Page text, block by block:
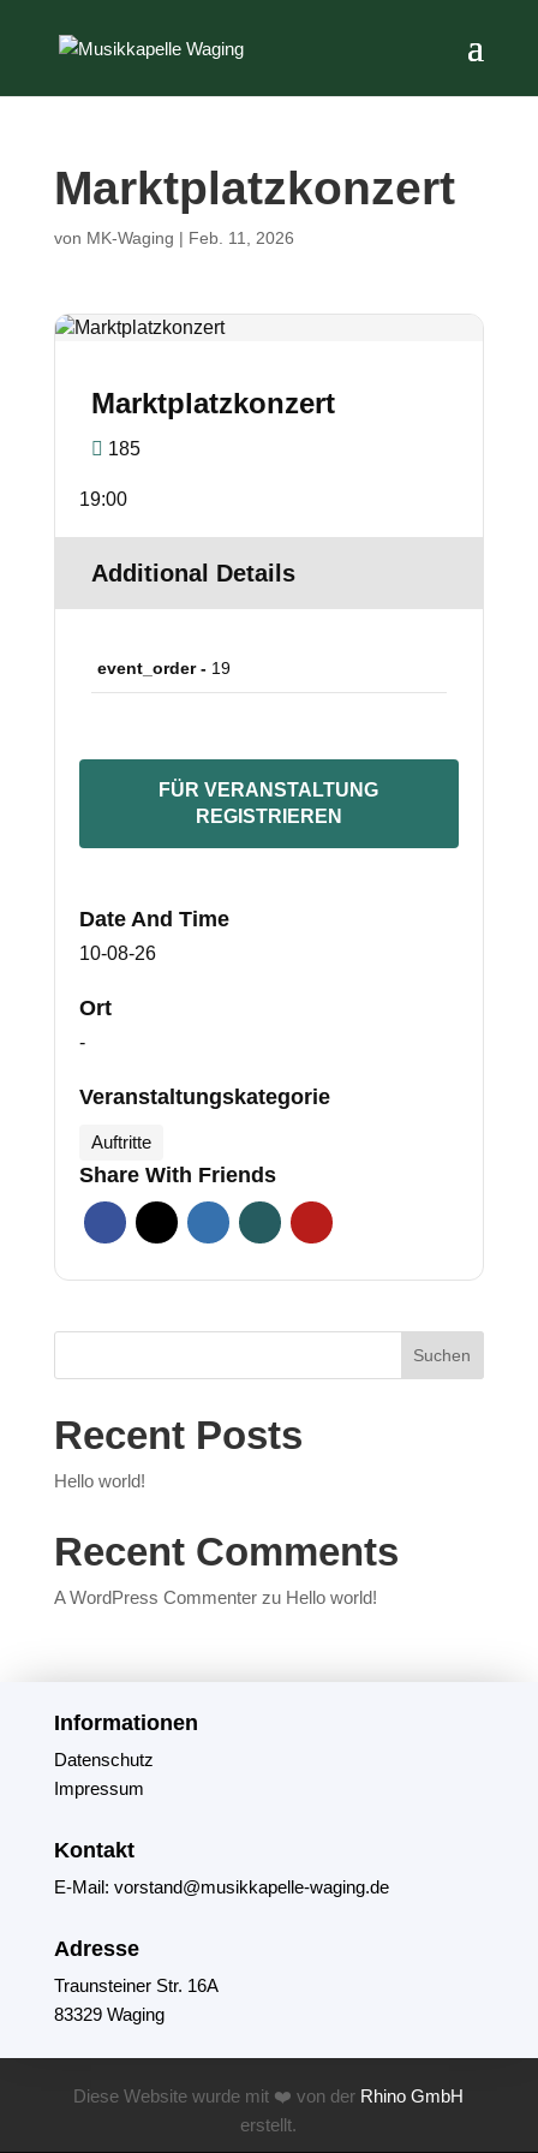
Marktplatzkonzert
von MK-Waging | Feb. 11, 2026
Marktplatzkonzert
185
19:00
Additional Details
event_order -19
FÜR VERANSTALTUNG
REGISTRIEREN
Date And Time
10-08-26
Ort
-
Veranstaltungskategorie
Auftritte
Share With Friends
Suchen
Recent Posts
Hello world!
Recent Comments
A WordPress Commenterzu Hello world!
Informationen
Datenschutz
Impressum
Kontakt
E-Mail: vorstand@musikkapelle-waging.de
Adresse
Traunsteiner Str. 16A
83329 Waging
Diese Website wurde mit ❤️ von der Rhino GmbH
erstellt.